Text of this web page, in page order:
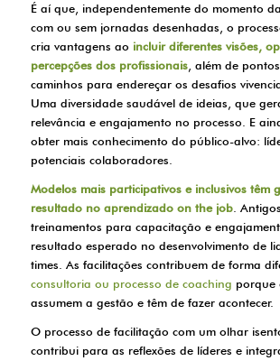
É aí que, independentemente do momento
com ou sem jornadas desenhadas, o
cria vantagens ao incluir diferentes visões,
percepções dos profissionais, além de
caminhos para endereçar os desafios
Uma diversidade saudável de ideias, que
relevância e engajamento no processo. E
obter mais conhecimento do público-alvo:
potenciais colaboradores.
Modelos mais participativos e inclusivos têm
resultado no aprendizado on the job.
treinamentos para capacitação e
resultado esperado no desenvolvimento de
times. As facilitações contribuem de forma
consultoria ou processo de coaching porque
assumem a gestão e têm de fazer acontecer.
O processo de facilitação com um olhar
contribui para as reflexões de líderes e